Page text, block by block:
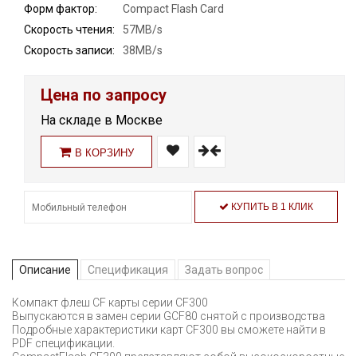
Форм фактор:
Compact Flash Card
Скорость чтения:
57MB/s
Скорость записи:
38MB/s
Цена по запросу
На складе в Москве
В КОРЗИНУ
КУПИТЬ В 1 КЛИК
Описание Спецификация Задать вопрос
Компакт флеш CF карты серии CF300
Выпускаются в замен серии GCF80 снятой с производства
Подробные характеристики карт CF300 вы сможете найти в
PDF спецификации.